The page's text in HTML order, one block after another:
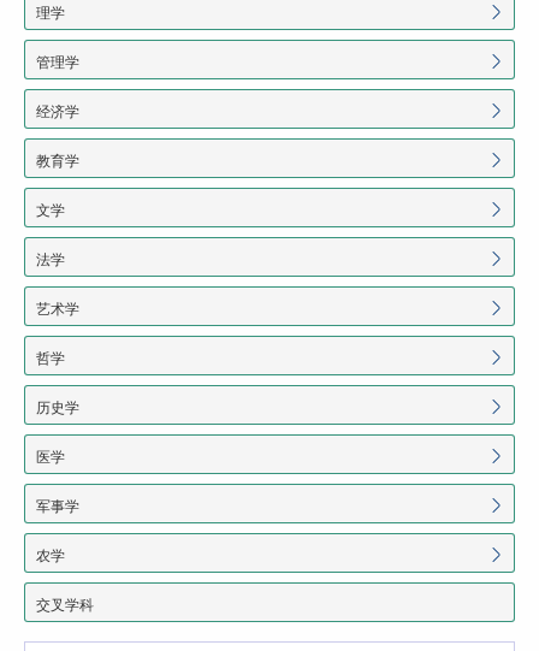
理学
管理学
经济学
教育学
文学
法学
艺术学
哲学
历史学
医学
军事学
农学
交叉学科